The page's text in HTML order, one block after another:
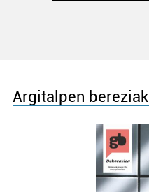
Argitalpen bereziak